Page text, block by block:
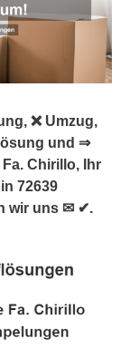
❌ Umzug,
und ⇒
Chirillo, Ihr
72639
wir uns ✉ ✔.